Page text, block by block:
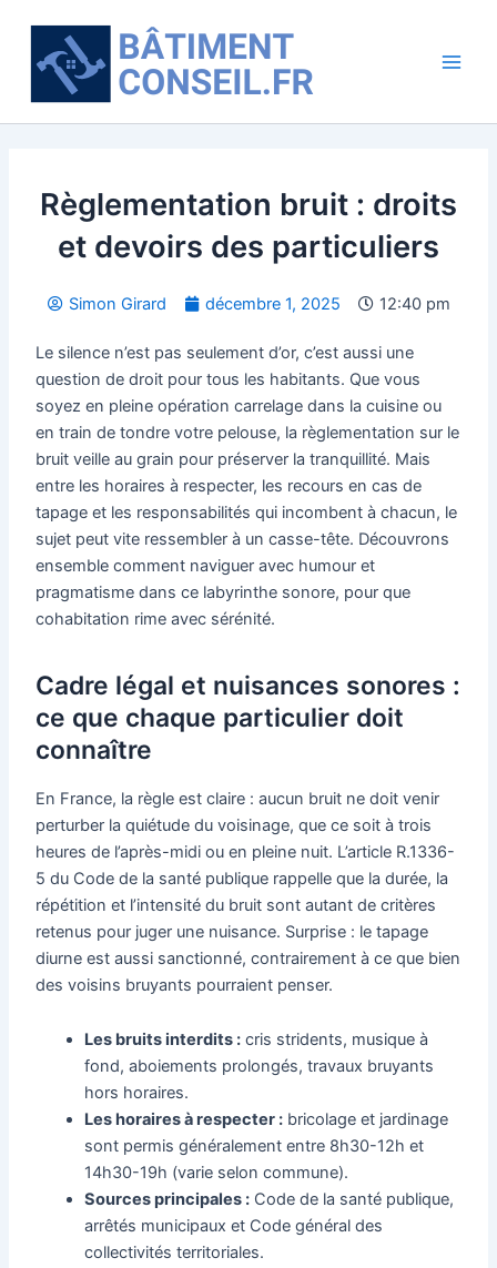
contenu
Règlementation bruit : droits
et devoirs des particuliers
Simon Girard décembre 1, 2025 12:40 pm
Le silence n’est pas seulement d’or, c’est aussi une
question de droit pour tous les habitants. Que vous
soyez en pleine opération carrelage dans la cuisine ou
en train de tondre votre pelouse, la règlementation sur le
bruit veille au grain pour préserver la tranquillité. Mais
entre les horaires à respecter, les recours en cas de
tapage et les responsabilités qui incombent à chacun, le
sujet peut vite ressembler à un casse-tête. Découvrons
ensemble comment naviguer avec humour et
pragmatisme dans ce labyrinthe sonore, pour que
cohabitation rime avec sérénité.
Cadre légal et nuisances sonores :
ce que chaque particulier doit
connaître
En France, la règle est claire : aucun bruit ne doit venir
perturber la quiétude du voisinage, que ce soit à trois
heures de l’après-midi ou en pleine nuit. L’article R.1336-
5 du Code de la santé publique rappelle que la durée, la
répétition et l’intensité du bruit sont autant de critères
retenus pour juger une nuisance. Surprise : le tapage
diurne est aussi sanctionné, contrairement à ce que bien
des voisins bruyants pourraient penser.
Les bruits interdits : cris stridents, musique à
fond, aboiements prolongés, travaux bruyants
hors horaires.
Les horaires à respecter : bricolage et jardinage
sont permis généralement entre 8h30-12h et
14h30-19h (varie selon commune).
Sources principales : Code de la santé publique,
arrêtés municipaux et Code général des
collectivités territoriales.